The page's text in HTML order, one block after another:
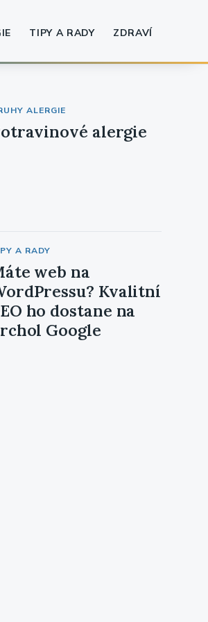
TIPY A RADY ZDRAVÍ
alergie
ALERGIE
web na
Kvalitní
ho dostane na
Google
A RADY